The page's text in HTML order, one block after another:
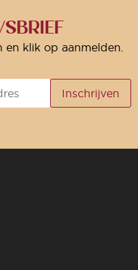
klik op aanmelden.